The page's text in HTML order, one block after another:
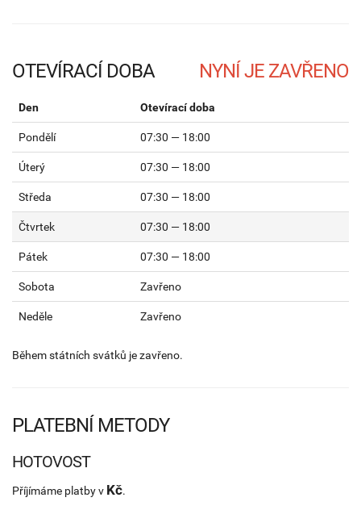
OTEVÍRACÍ DOBA
Den Otevírací doba
Pondělí 07:30 — 18:00
Úterý 07:30 — 18:00
Středa 07:30 — 18:00
Čtvrtek 07:30 — 18:00
Pátek 07:30 — 18:00
Sobota Zavřeno
Neděle Zavřeno
Během státních svátků je zavřeno.
PLATEBNÍ METODY
HOTOVOST
Příjímáme platby v Kč.